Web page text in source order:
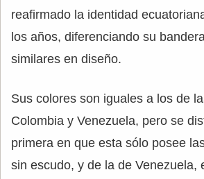
reafirmado la identidad
los años, diferenciando su
similares en diseño.
Sus colores son iguales a los de
Colombia y Venezuela, pero se
primera en que esta sólo posee
sin escudo, y de la de Venezuela,